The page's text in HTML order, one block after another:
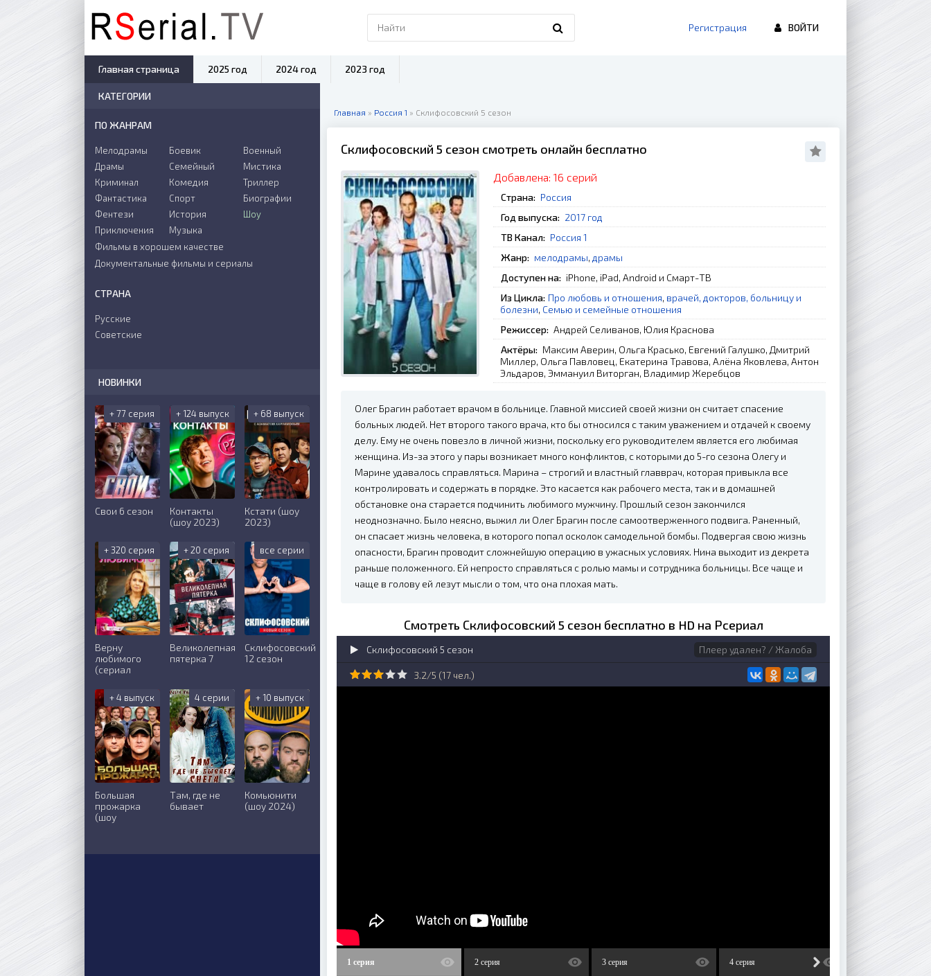
Главная » Россия 1 » Склифосовский 5 сезон
Склифосовский 5 сезон смотреть онлайн бесплатно
Добавлена: 16 серий
Страна: Россия
Год выпуска: 2017 год
ТВ Канал: Россия 1
Жанр: мелодрамы, драмы
Доступен на: iPhone, iPad, Android и Смарт-ТВ
Из Цикла: Про любовь и отношения, врачей, докторов, больницу и
болезни, Семью и семейные отношения
Режиссер: Андрей Селиванов, Юлия Краснова
Актёры: Максим Аверин, Ольга Красько, Евгений Галушко, Дмитрий
Миллер, Ольга Павловец, Екатерина Травова, Алёна Яковлева, Антон
Эльдаров, Эммануил Виторган, Владимир Жеребцов
Олег Брагин работает врачом в больнице. Главной миссией своей жизни он считает спасение
больных людей. Нет второго такого врача, кто бы относился с таким уважением и отдачей к своему
делу. Ему не очень повезло в личной жизни, поскольку его руководителем является его любимая
женщина. Из-за этого у пары возникает много конфликтов, с которыми до 5-го сезона Олегу и
Марине удавалось справляться. Марина – строгий и властный главврач, которая привыкла все
контролировать и содержать в порядке. Это касается как рабочего места, так и в домашней
обстановке она старается подчинить любимого мужчину. Прошлый сезон закончился
неоднозначно. Было неясно, выжил ли Олег Брагин после самоотверженного подвига. Раненный,
он спасает жизнь человека, в которого попал осколок самодельной бомбы. Подвергая свою жизнь
опасности, Брагин проводит сложнейшую операцию в ужасных условиях. Нина выходит из декрета
раньше положенного. Ей непросто справляться с ролью мамы и сотрудника больницы. Все чаще и
чаще в голову ей лезут мысли о том, что она плохая мать.
Смотреть Склифосовский 5 сезон бесплатно в HD на Рсериал
Склифосовский 5 сезон Плеер удален? / Жалоба
3.2/5 (17 чел.)
1 серия 2 серия 3 серия 4 серия
КАТЕГОРИИ
ПО ЖАНРАМ
Мелодрамы
Драмы
Криминал
Боевик
Семейный
Комедия
Военный
Мистика
Триллер
Фантастика
Фентези
Приключения
Спорт
История
Музыка
Биографии
Шоу
Фильмы в хорошем качестве
Документальные фильмы и сериалы
СТРАНА
Русские
Советские
НОВИНКИ
+ 77 серия
Свои 6 сезон
+ 124 выпуск
Контакты
(шоу 2023)
+ 68 выпуск
Кстати (шоу
2023)
+ 320 серия
Верну
любимого
(сериал
+ 20 серия
Великолепная
пятерка 7
все серии
Склифосовский
12 сезон
+ 4 выпуск
Большая
прожарка
(шоу
4 серии
Там, где не
бывает
+ 10 выпуск
Комьюнити
(шоу 2024)
Регистрация ВОЙТИ
Главная страница 2025 год 2024 год 2023 год